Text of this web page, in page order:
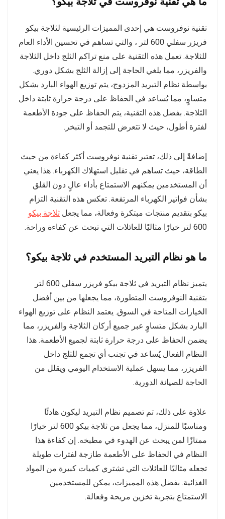
تقنية نوفروست هي إحدى المميزات الرئيسية لثلاجة بيكو
فريزر سفلي 600 لتر ، والتي تساهم في تحسين الأداء العام
للثلاجة. تعمل هذه التقنية على منع تراكم الثلج داخل الثلاجة
والفريزر، مما يلغي الحاجة إلى إزالة الثلج بشكل دوري.
بواسطة نظام التبريد المزدوج، يتم توزيع الهواء البارد بشكل
متساوٍ، مما يُساعد في الحفاظ على درجة حرارة ثابتة داخل
الثلاجة. بفضل هذه التقنية، يتم الحفاظ على جودة الأطعمة
لفترة أطول، حيث لا تتعرض للتجمد أو التبخر.
إضافةً إلى ذلك، تعتبر تقنية نوفروست أكثر كفاءة من حيث
الطاقة، حيث تساهم في تقليل استهلاك الكهرباء. هذا يعني
أن المستخدمين يمكنهم الاستمتاع بأداء عالٍ دون القلق
بشأن فواتير الكهرباء المرتفعة. تعكس هذه التقنية التزام
بيكو بتقديم منتجات مبتكرة وفعالة، مما يجعل ثلاجة بيكو
600 لتر خيارًا مثاليًا للعائلات التي تبحث عن كفاءة وراحة.
ما هو نظام التبريد المستخدم في ثلاجة بيكو؟
يتميز نظام التبريد في ثلاجة بيكو فريزر سفلي 600 لتر
بتقنية النوفروست المتطورة، مما يجعلها من بين أفضل
الخيارات المتاحة في السوق. يعتمد النظام على توزيع الهواء
البارد بشكل متساوٍ عبر جميع أركان الثلاجة والفريزر، مما
يضمن الحفاظ على درجة حرارة ثابتة لجميع الأطعمة. هذا
النظام الفعال يُساعد في تجنب أي تجمع للثلج داخل
الفريزر، مما يسهل عملية الاستخدام اليومي ويقلل من
الحاجة للصيانة الدورية.
علاوة على ذلك، تم تصميم نظام التبريد ليكون هادئًا
ومناسبًا للمنزل، مما يجعل من ثلاجة بيكو 600 لتر خيارًا
ممتازًا لمن يبحث عن الهدوء في مطبخه. إن كفاءة هذا
النظام في الحفاظ على الأطعمة طازجة لفترات طويلة
تجعله مثاليًا للعائلات التي تشتري كميات كبيرة من المواد
الغذائية. بفضل هذه المميزات، يمكن للمستخدمين
الاستمتاع بتجربة تخزين مريحة وفعالة.